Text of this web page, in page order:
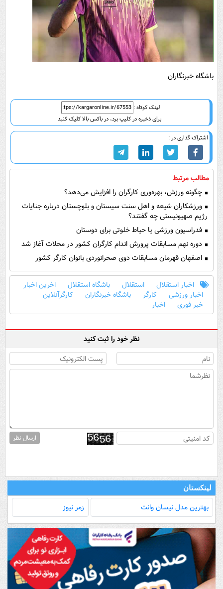
باشگاه خبرنگاران
لینک کوتاه :
برای ذخیره در کلیپ برد، در باکس بالا کلیک کنید
اشتراک گذاری در :
مطالب مرتبط
چگونه ورزش، بهره‌وری کارگران را افزایش می‌دهد؟
ورزشکاران شیعه و اهل سنت سیستان و بلوچستان درباره جنایات
رژیم صهیونیستی چه گفتند؟
فدراسیون ورزشی یا حیاط خلوتی برای دوستان
دوره نهم مسابقات پرورش اندام کارگران کشور در محلات آغاز شد
اصفهان قهرمان مسابقات دوی صحرانوردی بانوان کارگر کشور
اخبار استقلال استقلال باشگاه استقلال
اخرین اخبار
اخبار ورزشی
کارگر باشگاه خبرنگاران
کارگرآنلاین
خبر فوری
اخبار
نظر خود را ثبت کنید
ارسال نظر
لینکستان
بهترین مدل‌ نیسان وانت زمر نیوز